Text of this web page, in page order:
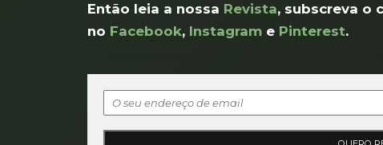
Então leia a nossa Revista, subscreva o
no Facebook, Instagram e Pinterest.